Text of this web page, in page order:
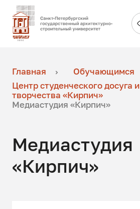
Главная
Обучающимся
Центр студенческого досуга и
творчества «Кирпич»
Медиастудия «Кирпич»
Медиастудия
«Кирпич»